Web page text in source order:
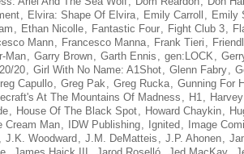
, Elvira: Shape Of Elvira, Emily Carroll , Emily
, Ethan Nicolle, Fantastic Four, Fight Club 3,
Mann, Francesco Manna, Frank Tieri ,
Man, Garry Brown, Garth Ennis , gen:LOCK,
20, Girl With No Name: A1Shot, Glenn Fabry,
Capullo, Greg Pak, Greg Rucka, Gunning For
At The Mountains Of Madness , H1,
, House Of The Black Spot, Howard Chaykin,
Cream Man, IDW Publishing, Ignited ,
Image
, J.K. Woodward , J.M. DeMatteis , J.P. Ahonen,